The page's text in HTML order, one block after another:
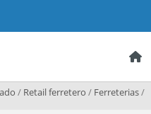
/ Retail ferretero / Ferreterias/